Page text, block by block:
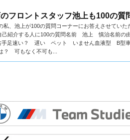
フロントスタッフ池上も100の質
、池上が100の質問コーナーにお答えさせてい
己紹介する人に100の質問名前 池上 慎治名
足速い？ 遅い ペット いません血液型 B型車
？ 可もなく不可も...